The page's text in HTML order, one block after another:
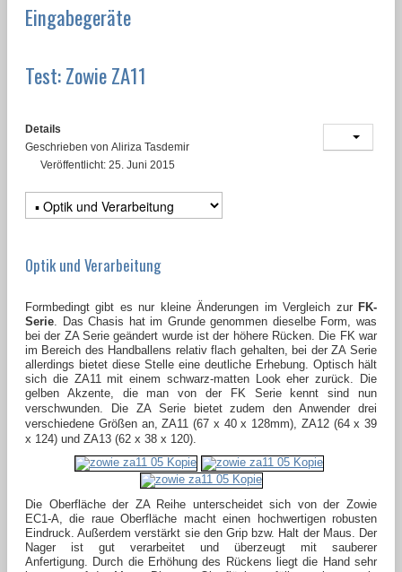
Eingabegeräte
Test: Zowie ZA11
Details
Geschrieben von Aliriza Tasdemir
Veröffentlicht: 25. Juni 2015
Optik und Verarbeitung
Formbedingt gibt es nur kleine Änderungen im Vergleich zur FK-
Serie . Das Chasis hat im Grunde genommen dieselbe Form, was
bei der ZA Serie geändert wurde ist der höhere Rücken. Die FK war
im Bereich des Handballens relativ flach gehalten, bei der ZA Serie
allerdings bietet diese Stelle eine deutliche Erhebung. Optisch hält
sich die ZA11 mit einem schwarz-matten Look eher zurück. Die
gelben Akzente, die man von der FK Serie kennt sind nun
verschwunden . Die ZA Serie bietet zudem den Anwender drei
verschiedene Größen an, ZA11 (67 x 40 x 128mm), ZA12 (64 x 39
x 124) und ZA13 (62 x 38 x 120).
Die Oberfläche der ZA Reihe unterscheidet sich von der Zowie
EC1-A, die raue Oberfläche macht einen hochwertigen robusten
Eindruck. Außerdem verstärkt sie den Grip bzw. Halt der Maus. Der
Nager ist gut verarbeitet und überzeugt mit sauberer
Anfertigung. Durch die Erhöhung des Rückens liegt die Hand sehr